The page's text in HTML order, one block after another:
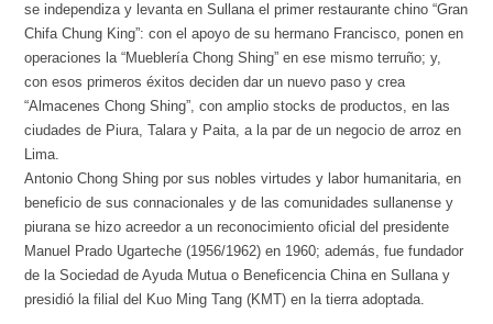
se independiza y levanta en Sullana el primer restaurante chino “Gran
Chifa Chung King”: con el apoyo de su hermano Francisco, ponen en
operaciones la “Mueblería Chong Shing” en ese mismo terruño; y,
con esos primeros éxitos deciden dar un nuevo paso y crea
“Almacenes Chong Shing”, con amplio stocks de productos, en las
ciudades de Piura, Talara y Paita, a la par de un negocio de arroz en
Lima.
Antonio Chong Shing por sus nobles virtudes y labor humanitaria, en
beneficio de sus connacionales y de las comunidades sullanense y
piurana se hizo acreedor a un reconocimiento oficial del presidente
Manuel Prado Ugarteche (1956/1962) en 1960; además, fue fundador
de la Sociedad de Ayuda Mutua o Beneficencia China en Sullana y
presidió la filial del Kuo Ming Tang (KMT) en la tierra adoptada.